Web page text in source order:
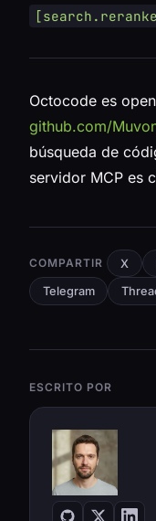
Octocode es
github.com/
búsqueda de
servidor MCP es
COMPARTIR X
Telegram
ESCRITO POR